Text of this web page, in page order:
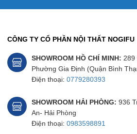
CÔNG TY CỔ PHẦN NỘI THẤT NOGIFU
SHOWROOM HỒ CHÍ MINH: 289
Phường Gia Định (Quận Bình
Điện thoại: 0779280393
SHOWROOM HẢI PHÒNG: 936
An- Hải Phòng
Điện thoại: 0983598891